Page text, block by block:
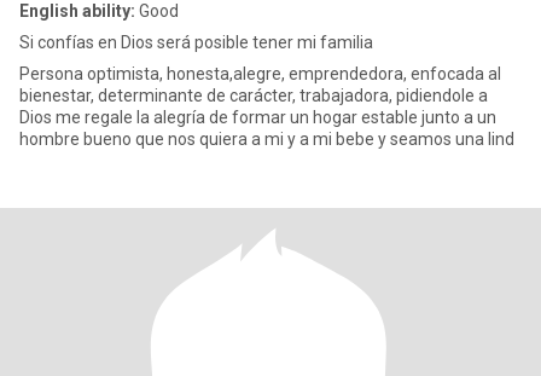
English ability: Good
Si confías en Dios será posible tener mi familia
Persona optimista, honesta,alegre, emprendedora, enfocada al
bienestar, determinante de carácter, trabajadora, pidiendole a
Dios me regale la alegría de formar un hogar estable junto a un
hombre bueno que nos quiera a mi y a mi bebe y seamos una lind